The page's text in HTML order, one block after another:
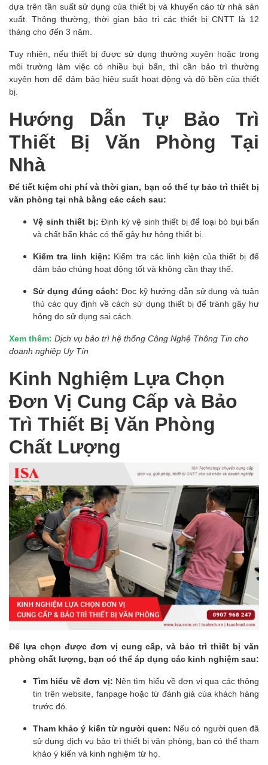
dựa trên tần suất sử dụng của thiết bị và khuyến cáo từ nhà sản
xuất. Thông thường, thời gian bảo trì các thiết bị CNTT là 12
tháng cho đến 3 năm.
Tuy nhiên, nếu thiết bị được sử dụng thường xuyên hoặc trong
môi trường làm việc có nhiều bụi bẩn, thì cần bảo trì thường
xuyên hơn để đảm bảo hiệu suất hoạt động và độ bền của thiết
bị.
Hướng Dẫn Tự Bảo Trì
Thiết Bị Văn Phòng Tại
Nhà
Để tiết kiệm chi phí và thời gian, bạn có thể tự bảo trì thiết bị
văn phòng tại nhà bằng các cách sau:
Vệ sinh thiết bị: Định kỳ vệ sinh thiết bị để loại bỏ bụi bẩn
và chất bẩn khác có thể gây hư hỏng thiết bị.
Kiểm tra linh kiện: Kiểm tra các linh kiện của thiết bị để
đảm bảo chúng hoạt động tốt và không cần thay thế.
Sử dụng đúng cách:Đọc kỹ hướng dẫn sử dụng và tuân
thủ các quy định về cách sử dụng thiết bị để tránh gây hư
hỏng do sử dụng sai cách.
Xem thêm: Dịch vụ bảo trì hệ thống Công Nghệ Thông Tin cho
doanh nghiệp Uy Tín
Kinh Nghiệm Lựa Chọn
Đơn Vị Cung Cấp và Bảo
Trì Thiết Bị Văn Phòng
Chất Lượng
Để lựa chọn được đơn vị cung cấp, và bảo trì thiết bị văn
phòng chất lượng, bạn có thể áp dụng các kinh nghiệm sau:
Tìm hiểu về đơn vị: Nên tìm hiểu về đơn vị qua các thông
tin trên website, fanpage hoặc từ đánh giá của khách hàng
trước đó.
Tham khảo ý kiến từ người quen: Nếu có người quen đã
sử dụng dịch vụ bảo trì thiết bị văn phòng, bạn có thể tham
khảo ý kiến và kinh nghiệm từ họ.